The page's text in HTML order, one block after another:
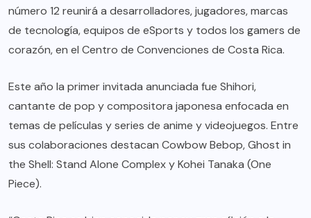
número 12 reunirá a desarrolladores, jugadores, marcas
de tecnología, equipos de eSports y todos los gamers de
corazón, en el Centro de Convenciones de Costa Rica.
Este año la primer invitada anunciada fue Shihori,
cantante de pop y compositora japonesa enfocada en
temas de películas y series de anime y videojuegos. Entre
sus colaboraciones destacan Cowbow Bebop, Ghost in
the Shell: Stand Alone Complex y Kohei Tanaka (One
Piece).